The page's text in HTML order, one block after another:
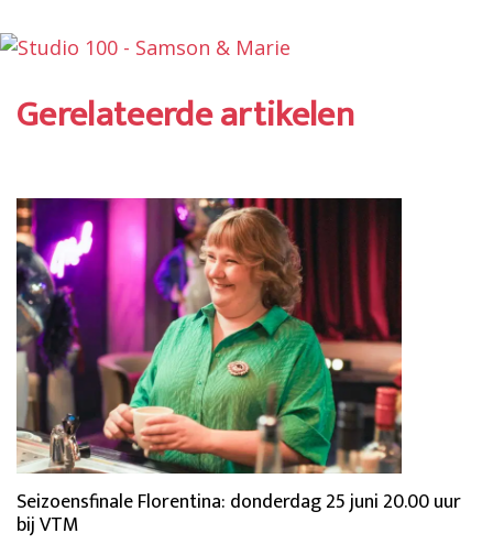
Gerelateerde artikelen
Seizoensfinale Florentina: donderdag 25 juni 20.00 uur
bij VTM